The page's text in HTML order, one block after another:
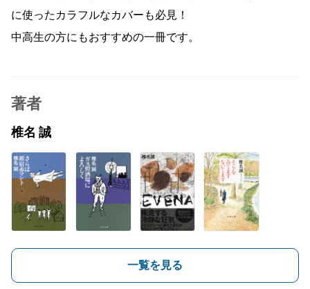
に使ったカラフルなカバーも必見！
中高生の方にもおすすめの一冊です。
著者
椎名 誠
一覧を見る